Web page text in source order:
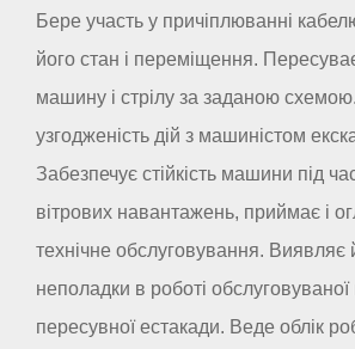
Бере участь у причіплюванні
його стан і переміщення.
машину і стрілу за заданою
узгодженість дій з машиністом
Забезпечує стійкість машини під
вітрових навантажень, приймає і
технічне обслуговування. Виявляє
неполадки в роботі
пересувної естакади. Веде облік